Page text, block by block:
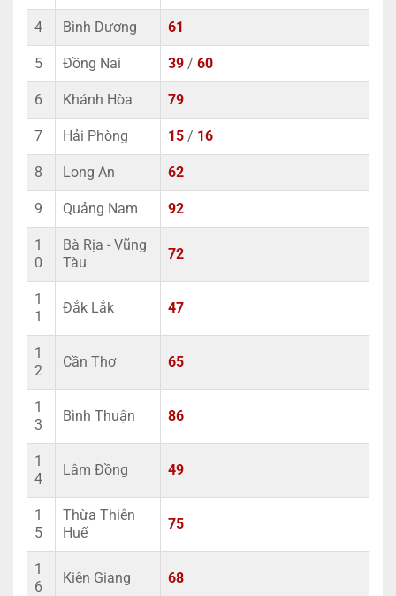
4 Bình Dương 61
5 Đồng Nai 39 / 60
6 Khánh Hòa 79
7 Hải Phòng 15 / 16
8 Long An 62
9 Quảng Nam 92
1
0
Bà Rịa - Vũng
Tàu
72
1
1
Đắk Lắk 47
1
2
Cần Thơ 65
1
3
Bình Thuận 86
1
4
Lâm Đồng 49
1
5
Thừa Thiên
Huế
75
1
6
Kiên Giang 68